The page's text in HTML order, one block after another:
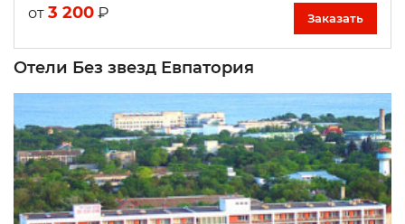
от 3 200 ₽ Заказать
Отели Без звезд Евпатория